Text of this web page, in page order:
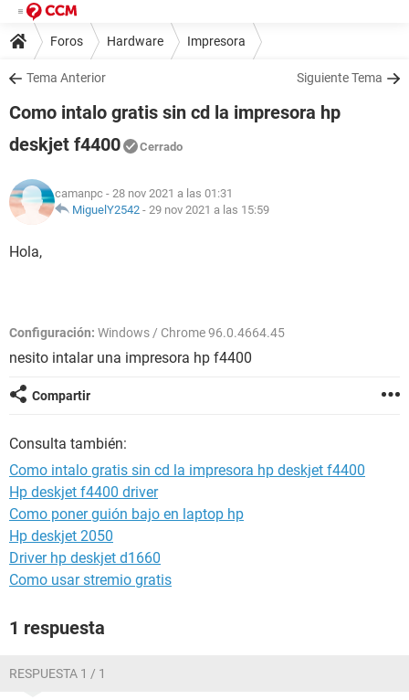
Foros Hardware Impresora
Tema Anterior Siguiente Tema
Como intalo gratis sin cd la impresora hp
deskjet f4400
Cerrado
camanpc - 28 nov 2021 a las 01:31
MiguelY2542 - 29 nov 2021 a las 15:59
Hola,
Configuración: Windows / Chrome 96.0.4664.45
nesito intalar una impresora hp f4400
Compartir
Consulta también:
Como intalo gratis sin cd la impresora hp deskjet f4400
Hp deskjet f4400 driver
Como poner guión bajo en laptop hp
Hp deskjet 2050
Driver hp deskjet d1660
Como usar stremio gratis
1 respuesta
RESPUESTA 1 / 1